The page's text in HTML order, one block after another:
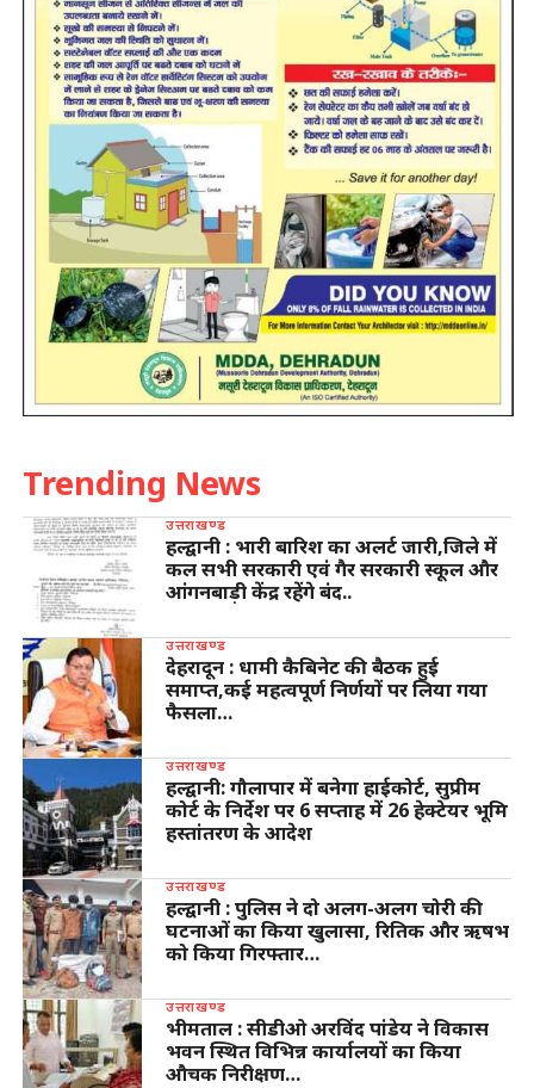
Trending News
उत्तराखण्ड
हल्द्वानी : भारी बारिश का अलर्ट जारी,जिले में
कल सभी सरकारी एवं गैर सरकारी स्कूल और
आंगनबाड़ी केंद्र रहेंगे बंद..
उत्तराखण्ड
देहरादून : धामी कैबिनेट की बैठक हुई
समाप्त,कई महत्वपूर्ण निर्णयों पर लिया गया
फैसला…
उत्तराखण्ड
हल्द्वानी: गौलापार में बनेगा हाईकोर्ट, सुप्रीम
कोर्ट के निर्देश पर 6 सप्ताह में 26 हेक्टेयर भूमि
हस्तांतरण के आदेश
उत्तराखण्ड
हल्द्वानी : पुलिस ने दो अलग-अलग चोरी की
घटनाओं का किया खुलासा, रितिक और ऋषभ
को किया गिरफ्तार…
उत्तराखण्ड
भीमताल : सीडीओ अरविंद पांडेय ने विकास
भवन स्थित विभिन्न कार्यालयों का किया
औचक निरीक्षण…